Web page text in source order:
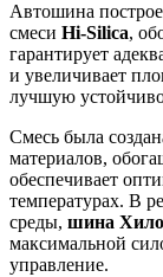
Автошина
смеси Hi-Silica,
гарантирует
и увеличивает
лучшую
Смесь была
материалов,
обеспечивает
температурах. В
среды, шина
максимальной
управление.